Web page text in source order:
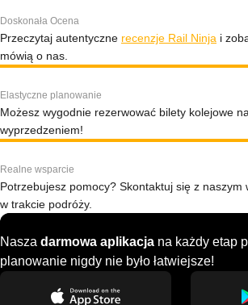
Doskonała Ocena
Przeczytaj autentyczne recenzje Rail Ninja i
mówią o nas.
Elastyczne planowanie
Możesz wygodnie rezerwować bilety kolejowe
wyprzedzeniem!
Realne wsparcie
Potrzebujesz pomocy? Skontaktuj się z naszym
w trakcie podróży.
Nasza darmowa aplikacja na każdy etap
planowanie nigdy nie było łatwiejsze!